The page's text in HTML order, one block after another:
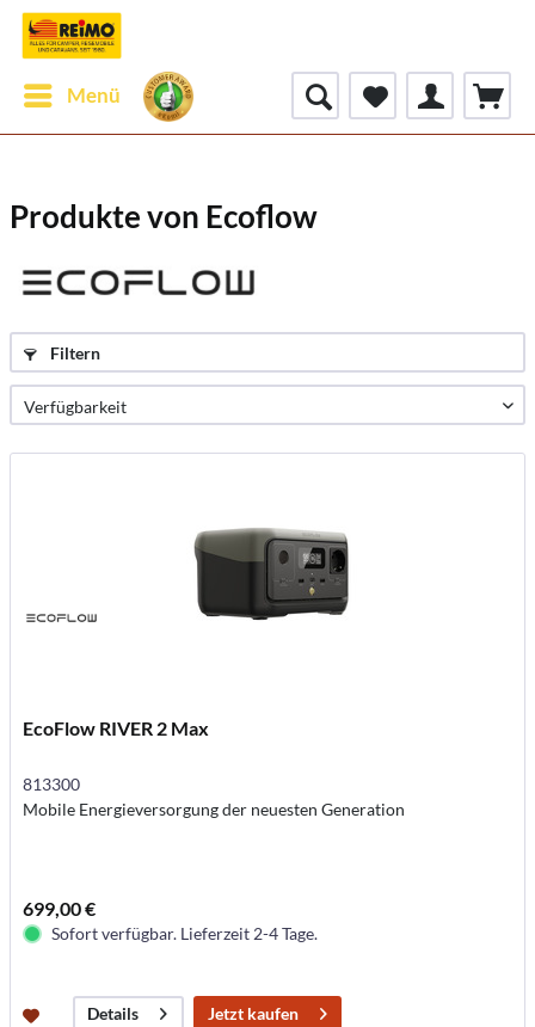
Menü
Produkte von Ecoflow
Filtern
EcoFlow RIVER 2 Max
813300
Mobile Energieversorgung der neuesten Generation
699,00 €
Sofort verfügbar. Lieferzeit 2-4 Tage.
Details Jetzt kaufen